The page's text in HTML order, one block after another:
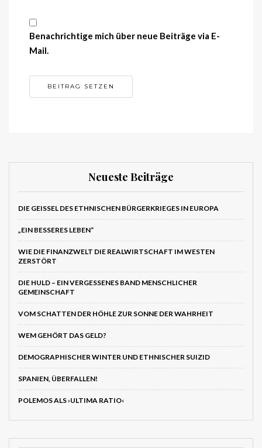
Benachrichtige mich über neue Beiträge via E-
Mail.
Neueste Beiträge
DIE GEISSEL DES ETHNISCHEN BÜRGERKRIEGES IN EUROPA
„EIN BESSERES LEBEN“
WIE DIE FINANZWELT DIE REALWIRTSCHAFT IM WESTEN
ZERSTÖRT
DIE HULD – EIN VERGESSENES BAND MENSCHLICHER
GEMEINSCHAFT
VOM SCHATTEN DER HÖHLE ZUR SONNE DER WAHRHEIT
WEM GEHÖRT DAS GELD?
DEMOGRAPHISCHER WINTER UND ETHNISCHER SUIZID
SPANIEN, ÜBERFALLEN!
POLEMOS ALS ›ULTIMA RATIO‹